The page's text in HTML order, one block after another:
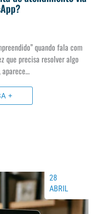
quando fala com
que precisa resolver algo
+
28
ABRIL